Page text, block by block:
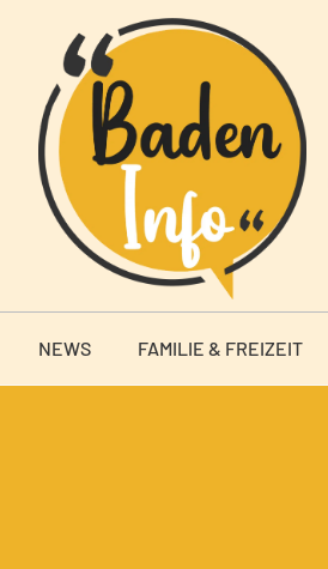
springen
NEWS FAMILIE & FREIZEIT